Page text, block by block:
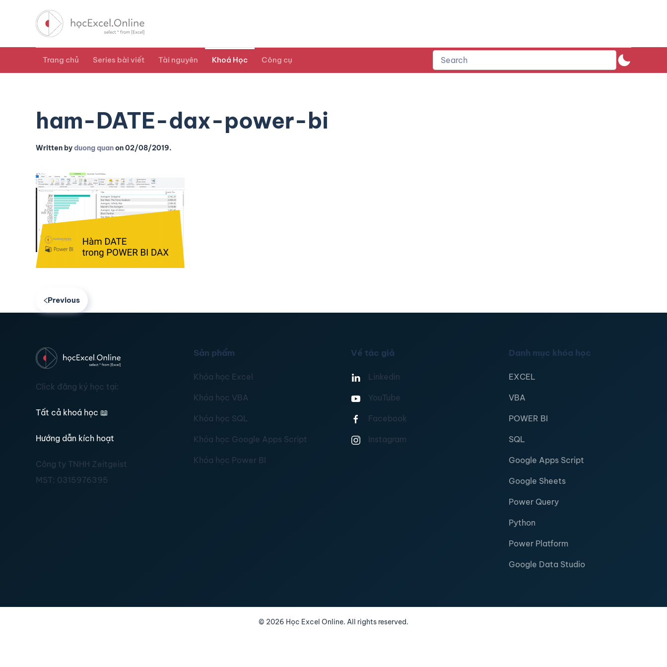
Trang chủ Series bài viết Tài nguyên Khoá Học Công cụ
ham-DATE-dax-power-bi
Written byduong quanon02/08/2019.
Previous
Click đăng ký học tại:
Tất cả khoá học 📖
Hướng dẫn kích hoạt
Công ty TNHH Zeitgeist
MST: 0315976395
Sản phẩm
Khóa học Excel
Khóa học VBA
Khóa học SQL
Khóa học Google Apps Script
Khóa học Power BI
Về tác giả
Linkedin
YouTube
Facebook
Instagram
Danh mục khóa học
EXCEL
VBA
POWER BI
SQL
Google Apps Script
Google Sheets
Power Query
Python
Power Platform
Google Data Studio
© 2026 Học Excel Online. All rights reserved.